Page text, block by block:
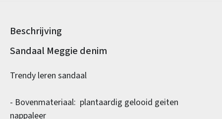
Beschrijving
Productinformatie
Sandaal Meggie denim
Trendy leren sandaal
- Bovenmateriaal: plantaardig gelooid geiten
nappaleer